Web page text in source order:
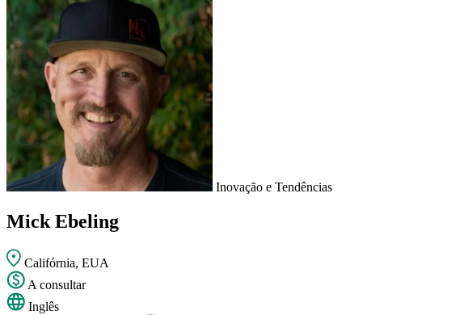
Inovação e Tendências
Mick Ebeling
Califórnia, EUA
A consultar
Inglês